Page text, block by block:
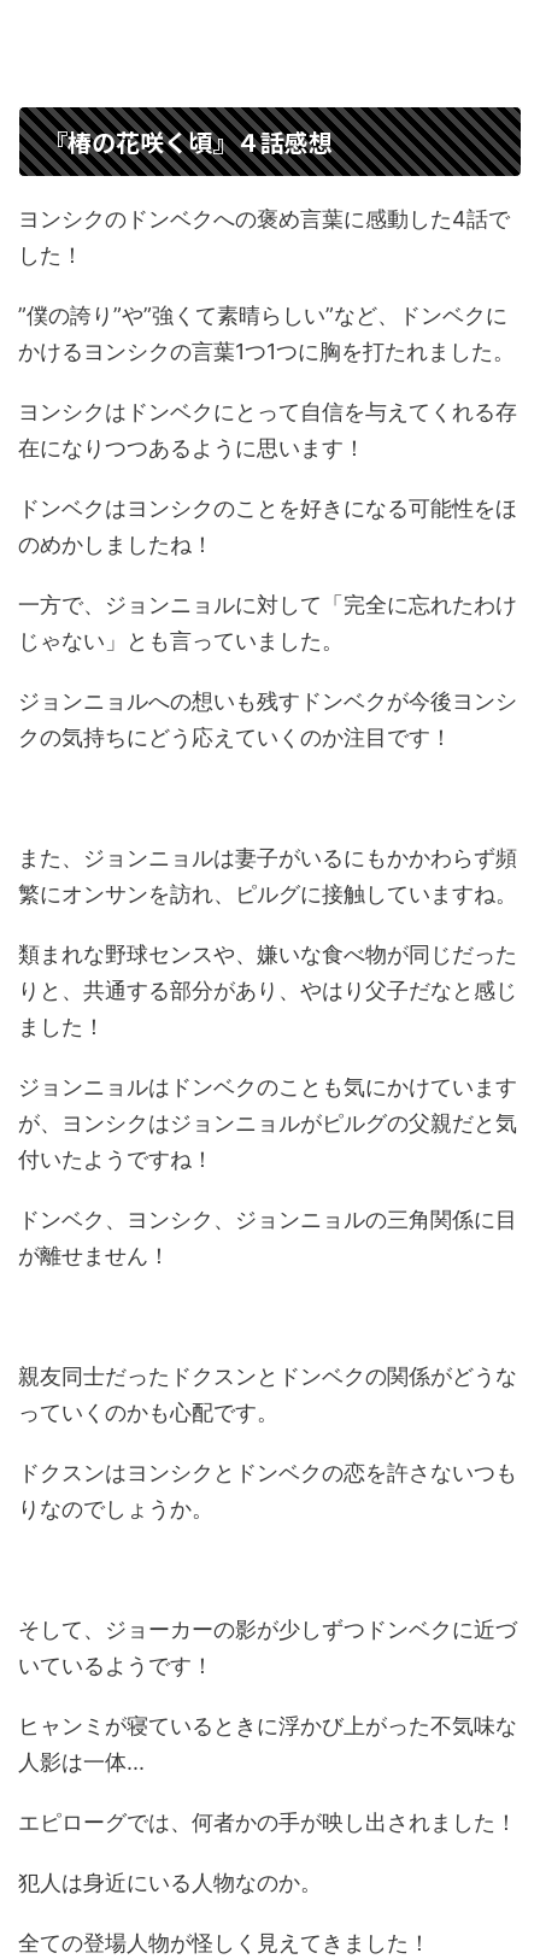
『椿の花咲く頃』４話感想
ヨンシクのドンベクへの褒め言葉に感動した4話で
した！
”僕の誇り”や”強くて素晴らしい”など、ドンベクに
かけるヨンシクの言葉1つ1つに胸を打たれました。
ヨンシクはドンベクにとって自信を与えてくれる存
在になりつつあるように思います！
ドンベクはヨンシクのことを好きになる可能性をほ
のめかしましたね！
一方で、ジョンニョルに対して「完全に忘れたわけ
じゃない」とも言っていました。
ジョンニョルへの想いも残すドンベクが今後ヨンシ
クの気持ちにどう応えていくのか注目です！
また、ジョンニョルは妻子がいるにもかかわらず頻
繁にオンサンを訪れ、ピルグに接触していますね。
類まれな野球センスや、嫌いな食べ物が同じだった
りと、共通する部分があり、やはり父子だなと感じ
ました！
ジョンニョルはドンベクのことも気にかけています
が、ヨンシクはジョンニョルがピルグの父親だと気
付いたようですね！
ドンベク、ヨンシク、ジョンニョルの三角関係に目
が離せません！
親友同士だったドクスンとドンベクの関係がどうな
っていくのかも心配です。
ドクスンはヨンシクとドンベクの恋を許さないつも
りなのでしょうか。
そして、ジョーカーの影が少しずつドンベクに近づ
いているようです！
ヒャンミが寝ているときに浮かび上がった不気味な
人影は一体...
エピローグでは、何者かの手が映し出されました！
犯人は身近にいる人物なのか。
全ての登場人物が怪しく見えてきました！